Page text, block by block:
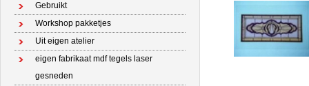
Gebruikt
Workshop pakketjes
Uit eigen atelier
eigen fabrikaat mdf tegels laser
gesneden